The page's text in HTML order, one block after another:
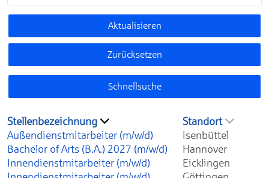
Aktualisieren
Zurücksetzen
Schnellsuche
Stellenbezeichnung
Standort
Außendienstmitarbeiter (m/w/d)
Isenbüttel
Bachelor of Arts (B.A.) 2027 (m/w/d)
Hannover
Innendienstmitarbeiter (m/w/d)
Eicklingen